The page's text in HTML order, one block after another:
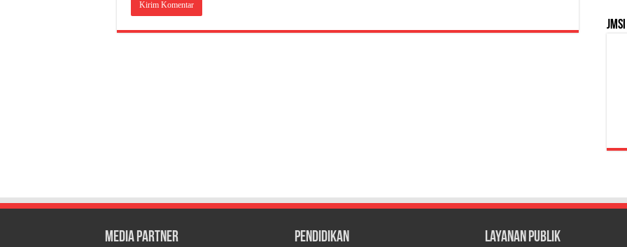
JMSI
Media Partner Pendidikan Layanan Publik